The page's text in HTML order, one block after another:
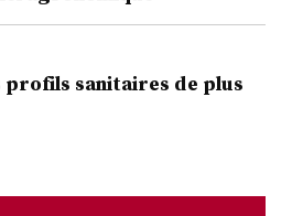
profils sanitaires de plus